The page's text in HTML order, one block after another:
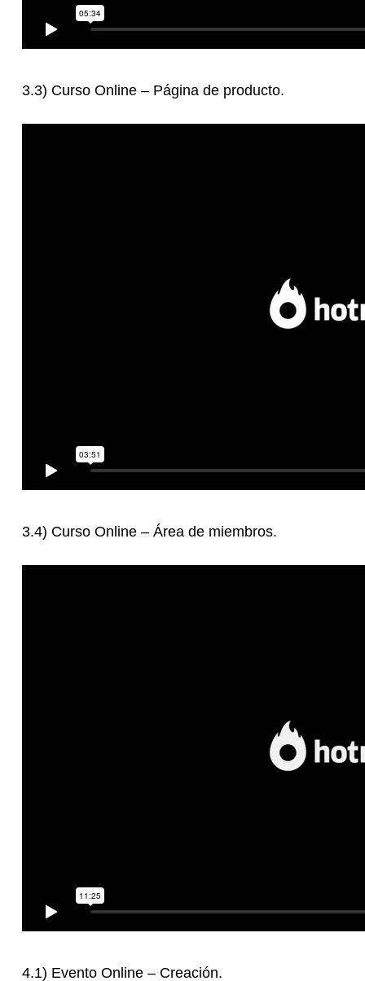
3.3) Curso Online – Página de producto.
3.4) Curso Online – Área de miembros.
4.1) Evento Online – Creación.